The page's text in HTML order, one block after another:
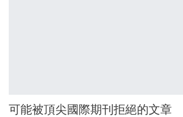
可能被頂尖國際期刊拒絕的文章